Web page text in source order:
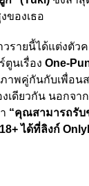
ของเธอ
รายนี้ได้แต่งตัว
ตูนเรื่อง One-
าพคู่กันกับเพื่อน
งเดียวกัน นอกจา
“คุณสามารถรับ
ได้ที่ลิงก์